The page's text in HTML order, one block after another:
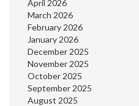
April 2026
March 2026
February 2026
January 2026
December 2025
November 2025
October 2025
September 2025
August 2025